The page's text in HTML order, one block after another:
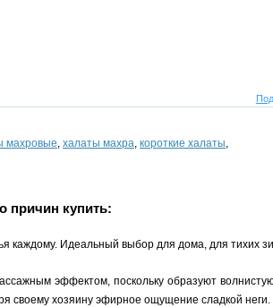
махровые, халаты махра, короткие халаты,
причин купить:
каждому. Идеальный выбор для дома, для тихих
эффектом, поскольку образуют
своему хозяину эфирное ощущение сладкой неги.